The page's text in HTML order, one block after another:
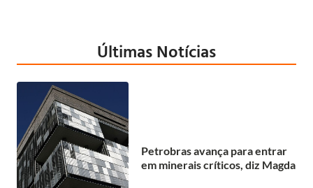
Últimas Notícias
Petrobras avança para entrar
em minerais críticos, diz Magda